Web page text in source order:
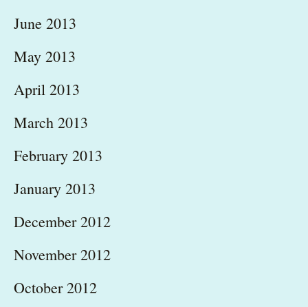
June 2013
May 2013
April 2013
March 2013
February 2013
January 2013
December 2012
November 2012
October 2012